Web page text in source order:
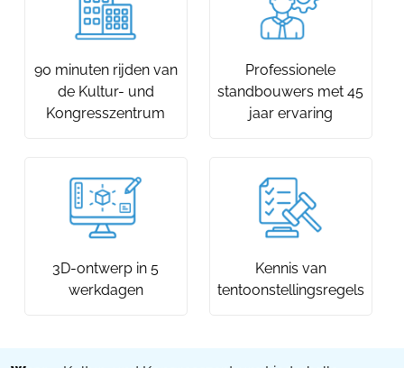
90 minuten rijden van
de Kultur- und
Kongresszentrum
Professionele
standbouwers met 45
jaar ervaring
3D-ontwerp in 5
werkdagen
Kennis van
tentoonstellingsregels